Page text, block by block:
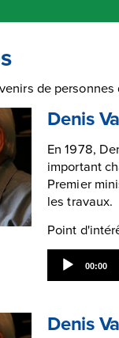
de
Denis
En 1978,
important
Premier
les travaux.
Point
Audio
Player
00:00
Denis